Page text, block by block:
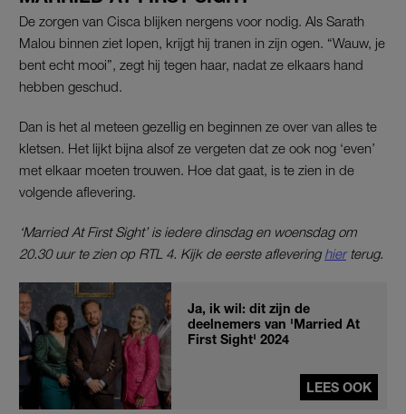
De zorgen van Cisca blijken nergens voor nodig. Als Sarath
Malou binnen ziet lopen, krijgt hij tranen in zijn ogen. “Wauw, je
bent echt mooi”, zegt hij tegen haar, nadat ze elkaars hand
hebben geschud.
Dan is het al meteen gezellig en beginnen ze over van alles te
kletsen. Het lijkt bijna alsof ze vergeten dat ze ook nog ‘even’
met elkaar moeten trouwen. Hoe dat gaat, is te zien in de
volgende aflevering.
‘Married At First Sight’ is iedere dinsdag en woensdag om
20.30 uur te zien op RTL 4. Kijk de eerste afleveringhierterug.
Ja, ik wil: dit zijn de
deelnemers van 'Married At
First Sight' 2024
LEES OOK